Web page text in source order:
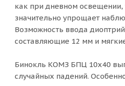
как при дневном освещении,
значительно упрощает
Возможность ввода
составляющие 12 мм и
Бинокль КОМЗ БПЦ 10x40
случайных падений.